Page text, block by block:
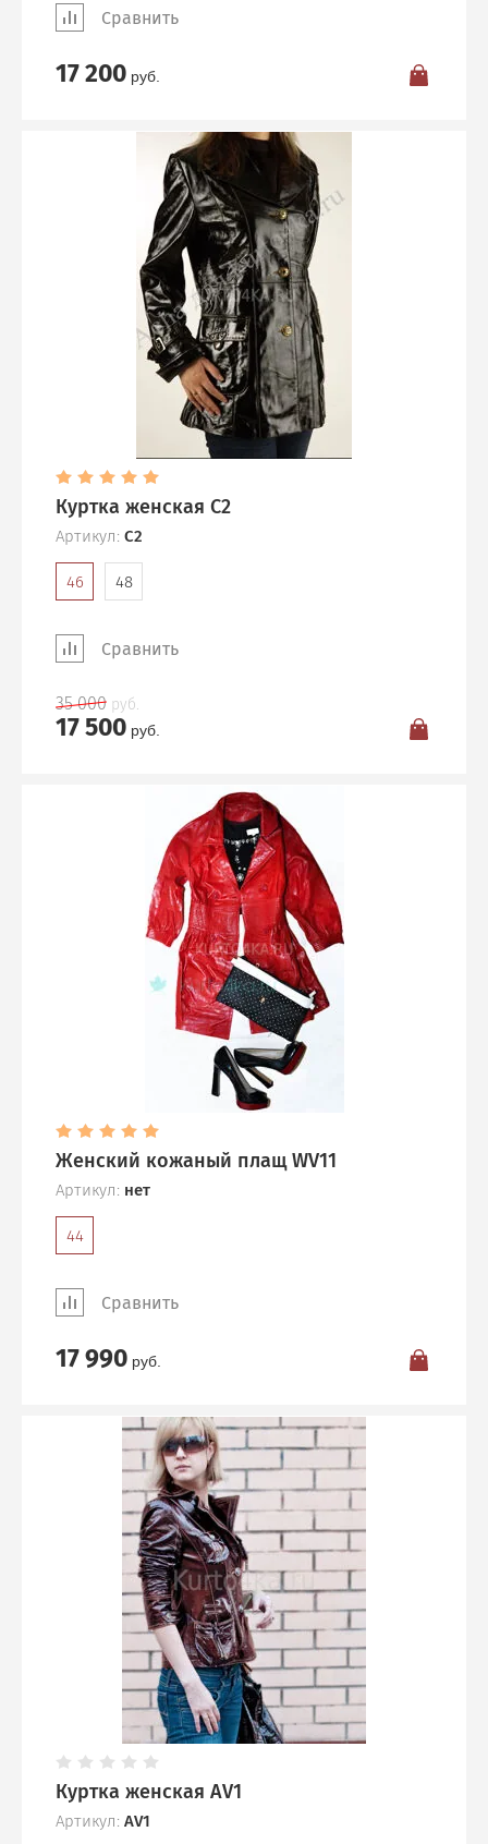
Сравнить
17 200 руб.
Куртка женская C2
Артикул: C2
46 48
Сравнить
35 000 руб.
17 500 руб.
Женский кожаный плащ WV11
Артикул: нет
44
Сравнить
17 990 руб.
Куртка женская AV1
Артикул: AV1